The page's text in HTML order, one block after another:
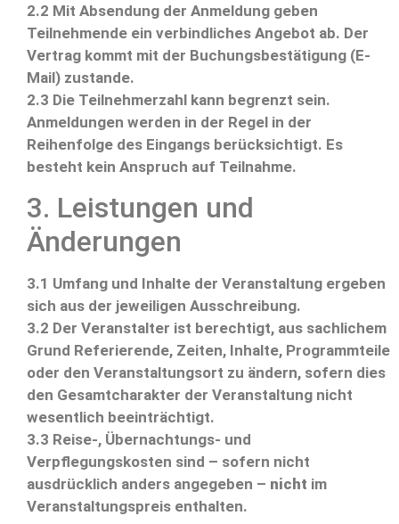
2.2 Mit Absendung der Anmeldung geben
Teilnehmende ein verbindliches Angebot ab. Der
Vertrag kommt mit der Buchungsbestätigung (E-
Mail) zustande.
2.3 Die Teilnehmerzahl kann begrenzt sein.
Anmeldungen werden in der Regel in der
Reihenfolge des Eingangs berücksichtigt. Es
besteht kein Anspruch auf Teilnahme.
3. Leistungen und
Änderungen
3.1 Umfang und Inhalte der Veranstaltung ergeben
sich aus der jeweiligen Ausschreibung.
3.2 Der Veranstalter ist berechtigt, aus sachlichem
Grund Referierende, Zeiten, Inhalte, Programmteile
oder den Veranstaltungsort zu ändern, sofern dies
den Gesamtcharakter der Veranstaltung nicht
wesentlich beeinträchtigt.
3.3 Reise-, Übernachtungs- und
Verpflegungskosten sind – sofern nicht
ausdrücklich anders angegeben – nicht im
Veranstaltungspreis enthalten.